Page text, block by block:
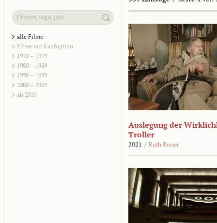
alle Filme
Filme mit Kaufoption
1970 – 1979
1980 – 1989
1990 – 1999
2000 – 2009
ab 2010
Auslegung der
Troller
2021 / Ruth Rieser